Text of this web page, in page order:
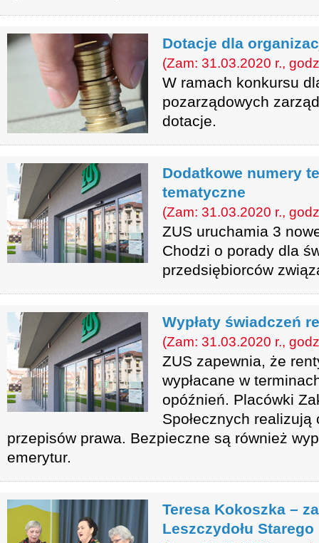
Dotacje dla
(Zam: 31.03.2020 r.,
W ramach konkursu
pozarządowych
dotacje.
Dodatkowe numery
tematyczne
(Zam: 31.03.2020 r.,
ZUS uruchamia 3
Chodzi o porady dla
przedsiębiorców
Wypłaty świadczeń
(Zam: 31.03.2020 r.,
ZUS zapewnia, że
wypłacane w
opóźnień. Placówki
Społecznych
przepisów prawa. Bezpieczne są również
emerytur.
Teresa Kokoszka –
Leszczydołu